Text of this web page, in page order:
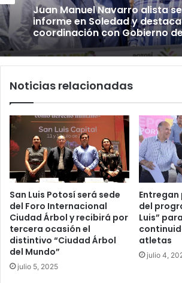
Juan Manuel Navarro alista
informe en Soledad y destaca
coordinación con Gobierno
Noticias relacionadas
San Luis Potosí será sede
del Foro Internacional
Ciudad Árbol y recibirá por
tercera ocasión el
distintivo “Ciudad Árbol
del Mundo”
julio 5, 2025
del
Luis”
atletas
julio 4,